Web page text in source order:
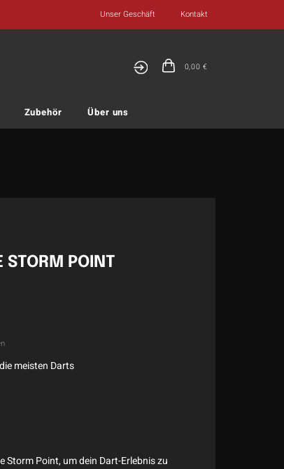
Unser Geschäft Kontakt
0,00 €
Zubehör Über uns
STORM POINT
meisten Darts
Storm Point, um dein Dart-Erlebnis zu